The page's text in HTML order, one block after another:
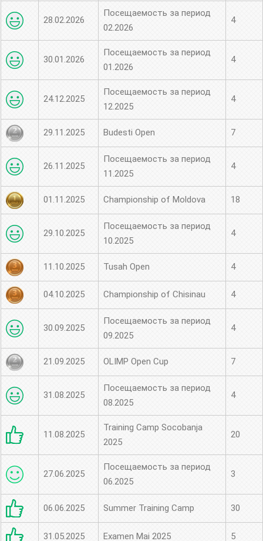
28.02.2026
Посещаемость за период
02.2026
4
30.01.2026
Посещаемость за период
01.2026
4
24.12.2025
Посещаемость за период
12.2025
4
29.11.2025 Budesti Open 7
26.11.2025
Посещаемость за период
11.2025
4
01.11.2025 Championship of Moldova 18
29.10.2025
Посещаемость за период
10.2025
4
11.10.2025 Tusah Open 4
04.10.2025 Championship of Chisinau 4
30.09.2025
Посещаемость за период
09.2025
4
21.09.2025 OLIMP Open Cup 7
31.08.2025
Посещаемость за период
08.2025
4
11.08.2025
Training Camp Socobanja
2025
20
27.06.2025
Посещаемость за период
06.2025
3
06.06.2025 Summer Training Camp 30
31.05.2025 Examen Mai 2025 5